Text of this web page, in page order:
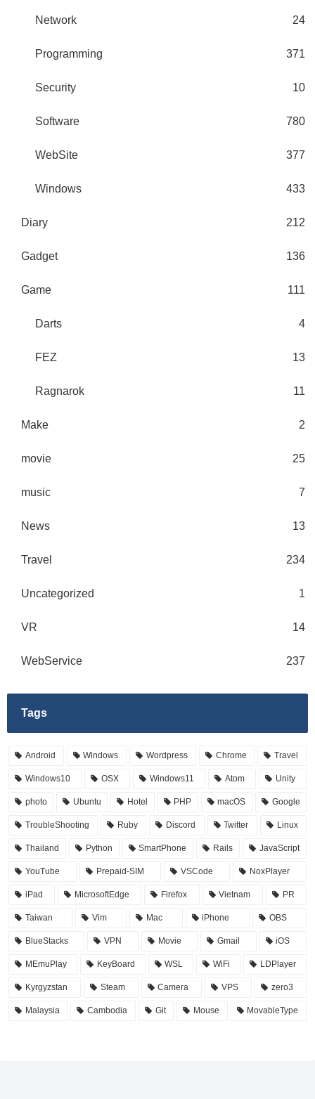
Network 24
Programming 371
Security 10
Software 780
WebSite 377
Windows 433
Diary 212
Gadget 136
Game 111
Darts 4
FEZ 13
Ragnarok 11
Make 2
movie 25
music 7
News 13
Travel 234
Uncategorized 1
VR 14
WebService 237
Tags
Android Windows Wordpress Chrome Travel
Windows10 OSX Windows11 Atom Unity
photo Ubuntu Hotel PHP macOS Google
TroubleShooting Ruby Discord Twitter Linux
Thailand Python SmartPhone Rails JavaScript
YouTube Prepaid-SIM VSCode NoxPlayer
iPad MicrosoftEdge Firefox Vietnam PR
Taiwan Vim Mac iPhone OBS
BlueStacks VPN Movie Gmail iOS
MEmuPlay KeyBoard WSL WiFi LDPlayer
Kyrgyzstan Steam Camera VPS zero3
Malaysia Cambodia Git Mouse MovableType